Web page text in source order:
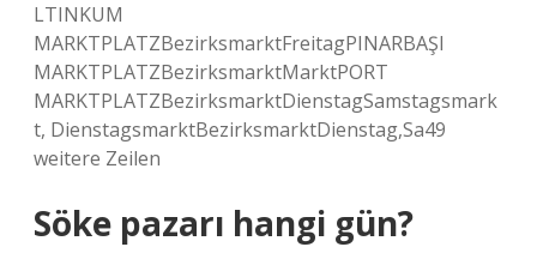
LTINKUM
MARKTPLATZBezirksmarktFreitagPINARBAŞI
MARKTPLATZBezirksmarktMarktPORT
MARKTPLATZBezirksmarktDienstagSamstagsmark
t, DienstagsmarktBezirksmarktDienstag,Sa49
weitere Zeilen
Söke pazarı hangi gün?